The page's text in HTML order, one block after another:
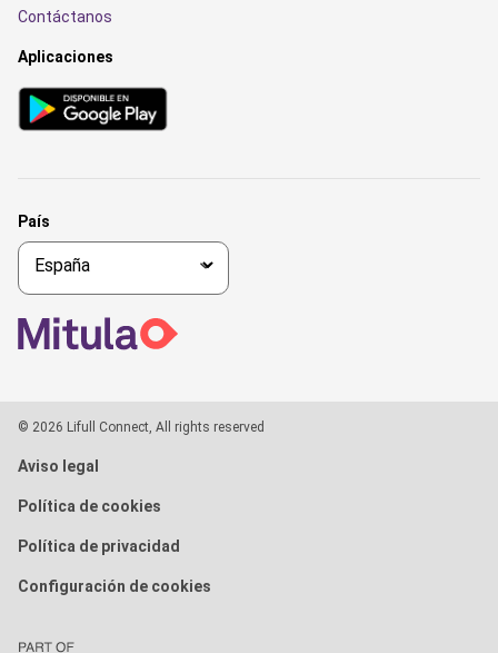
Contáctanos
Aplicaciones
País
© 2026 Lifull Connect, All rights reserved
Aviso legal
Política de cookies
Política de privacidad
Configuración de cookies